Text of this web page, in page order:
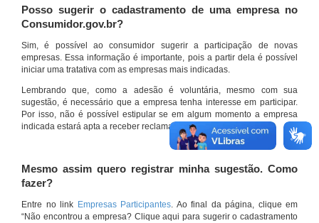
Posso sugerir o cadastramento de uma empresa no
Consumidor.gov.br?
Sim, é possível ao consumidor sugerir a participação de novas
empresas. Essa informação é importante, pois a partir dela é possível
iniciar uma tratativa com as empresas mais indicadas.
Lembrando que, como a adesão é voluntária, mesmo com sua
sugestão, é necessário que a empresa tenha interesse em participar.
Por isso, não é possível estipular se em algum momento a empresa
indicada estará apta a receber reclamações por meio do site.
Mesmo assim quero registrar minha sugestão. Como
fazer?
Entre no link Empresas Participantes. Ao final da página, clique em
“Não encontrou a empresa? Clique aqui para sugerir o cadastramento